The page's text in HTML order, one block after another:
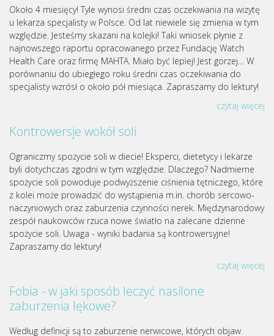
Około 4 miesięcy! Tyle wynosi średni czas oczekiwania na wizytę
u lekarza specjalisty w Polsce. Od lat niewiele się zmienia w tym
względzie. Jesteśmy skazani na kolejki! Taki wniosek płynie z
najnowszego raportu opracowanego przez Fundację Watch
Health Care oraz firmę MAHTA. Miało być lepiej! Jest gorzej… W
porównaniu do ubiegłego roku średni czas oczekiwania do
specjalisty wzrósł o około pół miesiąca. Zapraszamy do lektury!
czytaj więcej
Kontrowersje wokół soli
Ograniczmy spożycie soli w diecie! Eksperci, dietetycy i lekarze
byli dotychczas zgodni w tym względzie. Dlaczego? Nadmierne
spożycie soli powoduje podwyższenie ciśnienia tętniczego, które
z kolei może prowadzić do wystąpienia m.in. chorób sercowo-
naczyniowych oraz zaburzenia czynności nerek. Międzynarodowy
zespół naukowców rzuca nowe światło na zalecane dzienne
spożycie soli. Uwaga - wyniki badania są kontrowersyjne!
Zapraszamy do lektury!
czytaj więcej
Fobia - w jaki sposób leczyć nasilone
zaburzenia lękowe?
Według definicji są to zaburzenie nerwicowe, których objaw